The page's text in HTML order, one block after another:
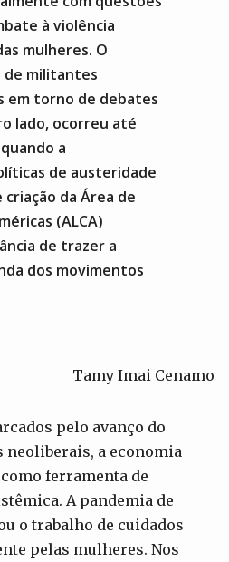
à violência
mulheres. O
de militantes
em torno de debates
lado, ocorreu até
a
de austeridade
da Área de
(ALCA)
de trazer a
dos movimentos
Tamy Imai Cenamo
pelo avanço do
neoliberais, a economia
ferramenta de
A pandemia de
o trabalho de cuidados
pelas mulheres. Nos